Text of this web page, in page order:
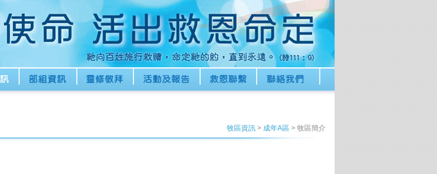
牧區資訊 > 成年A區 > 牧區簡介